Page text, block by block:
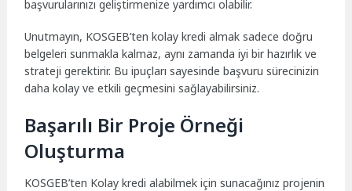
başvurularınızı geliştirmenize yardımcı olabilir.
Unutmayın, KOSGEB’ten kolay kredi almak sadece doğru
belgeleri sunmakla kalmaz, aynı zamanda iyi bir hazırlık ve
strateji gerektirir. Bu ipuçları sayesinde başvuru sürecinizin
daha kolay ve etkili geçmesini sağlayabilirsiniz.
Başarılı Bir Proje Örneği
Oluşturma
KOSGEB’ten Kolay kredi alabilmek için sunacağınız projenin